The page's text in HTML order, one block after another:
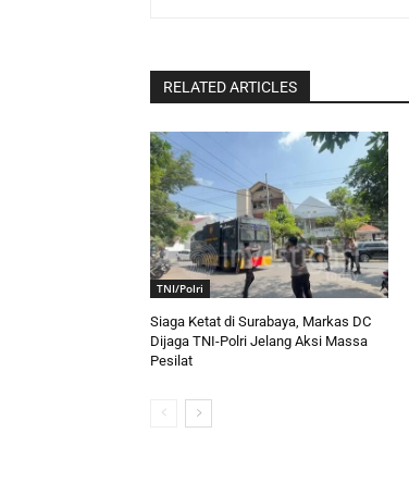
RELATED ARTICLES
TNI/Polri
Siaga Ketat di Surabaya, Markas DC
Dijaga TNI-Polri Jelang Aksi Massa
Pesilat